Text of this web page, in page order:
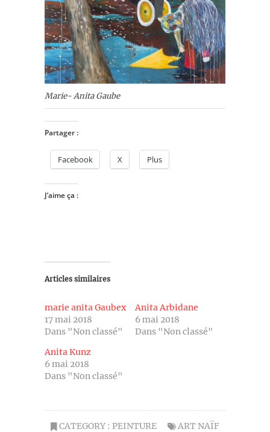
Marie- Anita Gaube
Partager :
Facebook X Plus
J’aime ça :
Articles similaires
marie anita Gaubex
17 mai 2018
Dans "Non classé"
Anita Arbidane
6 mai 2018
Dans "Non classé"
Anita Kunz
6 mai 2018
Dans "Non classé"
CATEGORY : PEINTURE
ART NAÏF